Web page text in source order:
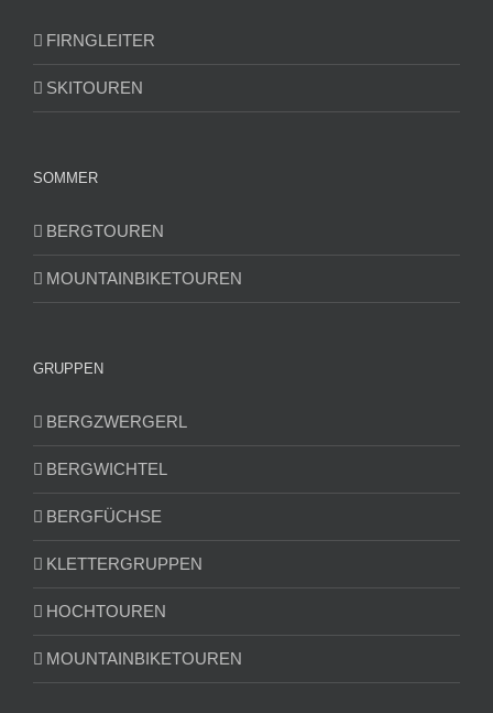
FIRNGLEITER
SKITOUREN
SOMMER
BERGTOUREN
MOUNTAINBIKETOUREN
GRUPPEN
BERGZWERGERL
BERGWICHTEL
BERGFÜCHSE
KLETTERGRUPPEN
HOCHTOUREN
MOUNTAINBIKETOUREN